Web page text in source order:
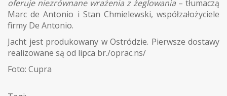
oferuje niezrównane wrażenia z żeglowania – tłumaczą
Marc de Antonio i Stan Chmielewski, współzałożyciele
firmy De Antonio.
Jacht jest produkowany w Ostródzie. Pierwsze dostawy
realizowane są od lipca br./oprac.ns/
Foto: Cupra